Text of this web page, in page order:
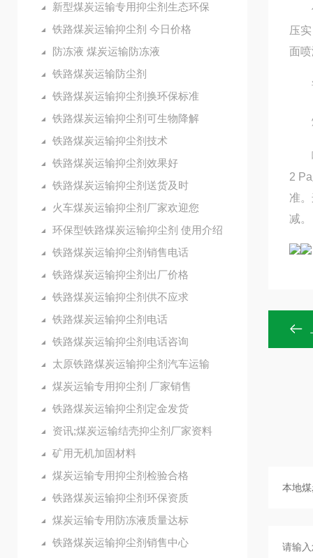
新型煤炭运输专用抑尘剂生态环保
铁路煤炭运输抑尘剂 今日价格
防冻液 煤炭运输防冻液
铁路煤炭运输防尘剂
铁路煤炭运输抑尘剂换环保标准
铁路煤炭运输抑尘剂可生物降解
铁路煤炭运输抑尘剂技术
铁路煤炭运输抑尘剂效果好
铁路煤炭运输抑尘剂送货及时
火车煤炭运输抑尘剂厂家欢迎您
环保型铁路煤炭运输抑尘剂 使用介绍
铁路煤炭运输抑尘剂销售电话
铁路煤炭运输抑尘剂出厂价格
铁路煤炭运输抑尘剂供不应求
铁路煤炭运输抑尘剂电话
铁路煤炭运输抑尘剂电话咨询
太原铁路煤炭运输抑尘剂汽车运输
煤炭运输专用抑尘剂 厂家销售
铁路煤炭运输抑尘剂定金发货
资讯;煤炭运输结壳抑尘剂厂家资料
矿用无机加固材料
煤炭运输专用抑尘剂检验合格
铁路煤炭运输抑尘剂环保资质
煤炭运输专用防冻液质量达标
铁路煤炭运输抑尘剂销售中心
使
压
面
试
煤
喷
2
准
减。